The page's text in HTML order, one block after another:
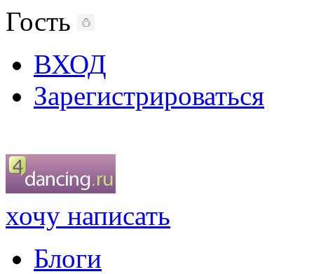
Гость
ВХОД
Зарегистрироваться
хочу написать
Блоги